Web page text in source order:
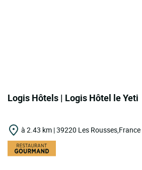
Logis Hôtels | Logis Hôtel le Yeti
à 2.43 km | 39220 Les Rousses,France